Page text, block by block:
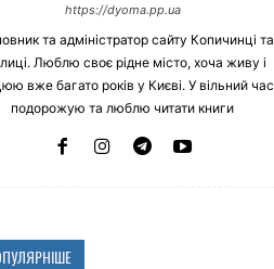
https://dyoma.pp.ua
та адміністратор сайту Копичинці та
Люблю своє рідне місто, хоча живу і
вже багато років у Києві. У вільний час
подорожую та люблю читати книги